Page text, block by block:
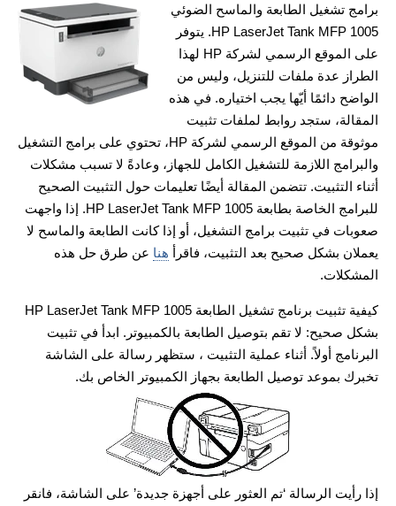
برامج تشغيل الطابعة والماسح الضوئي
HP LaserJet Tank MFP 1005. يتوفر
على الموقع الرسمي لشركة HP لهذا
الطراز عدة ملفات للتنزيل، وليس من
الواضح دائمًا أيّها يجب اختياره. في هذه
المقالة، ستجد روابط لملفات تثبيت
موثوقة من الموقع الرسمي لشركة HP، تحتوي على برامج التشغيل
والبرامج اللازمة للتشغيل الكامل للجهاز، وعادةً لا تسبب مشكلات
أثناء التثبيت. تتضمن المقالة أيضًا تعليمات حول التثبيت الصحيح
للبرامج الخاصة بطابعة HP LaserJet Tank MFP 1005. إذا واجهت
صعوبات في تثبيت برامج التشغيل، أو إذا كانت الطابعة والماسح لا
يعملان بشكل صحيح بعد التثبيت، فاقرأ هنا عن طرق حل هذه
المشكلات.
كيفية تثبيت برنامج تشغيل الطابعة HP LaserJet Tank MFP 1005
بشكل صحيح: لا تقم بتوصيل الطابعة بالكمبيوتر. ابدأ في تثبيت
البرنامج أولاً. أثناء عملية التثبيت ، ستظهر رسالة على الشاشة
تخبرك بموعد توصيل الطابعة بجهاز الكمبيوتر الخاص بك.
إذا رأيت الرسالة ‘تم العثور على أجهزة جديدة’ على الشاشة، فانقر